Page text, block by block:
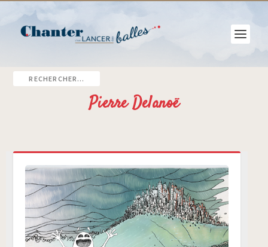
Pierre Delanoë